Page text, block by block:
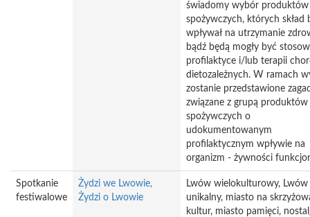
świadomy wybór produktów
spożywczych, których skład
wpływał na utrzymanie
bądź będą mogły być
profilaktyce i/lub terapii
dietozależnych. W ramach
zostanie przedstawione
związane z grupą produktów
spożywczych o
udokumentowanym
profilaktycznym wpływie na
organizm - żywności
Spotkanie
festiwalowe
Żydzi we Lwowie,
Żydzi o Lwowie
Lwów wielokulturowy, Lwów
unikalny, miasto na
kultur, miasto pamięci,